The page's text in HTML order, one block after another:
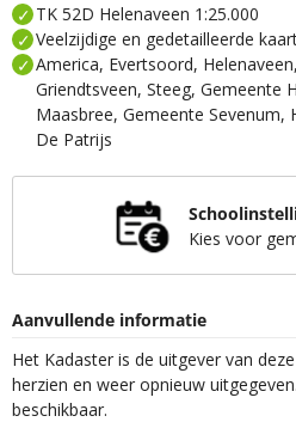
TK 52D Helenaveen 1:25.000
Veelzijdige en gedetailleerde
America, Evertsoord,
Griendtsveen, Steeg, Gemeente
Maasbree, Gemeente Sevenum,
De Patrijs
Kies voor
Aanvullende informatie
Het Kadaster is de uitgever van
herzien en weer opnieuw
beschikbaar.